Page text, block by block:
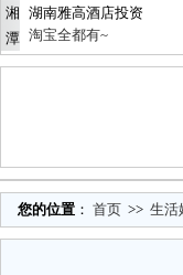
湘
潭
湖南雅高酒店投资
淘宝全都有~
您的位置 ： 首页 >> 生活